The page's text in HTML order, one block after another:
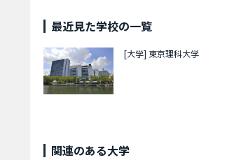
最近見た学校の一覧
[大学] 東京理科大学
関連のある大学